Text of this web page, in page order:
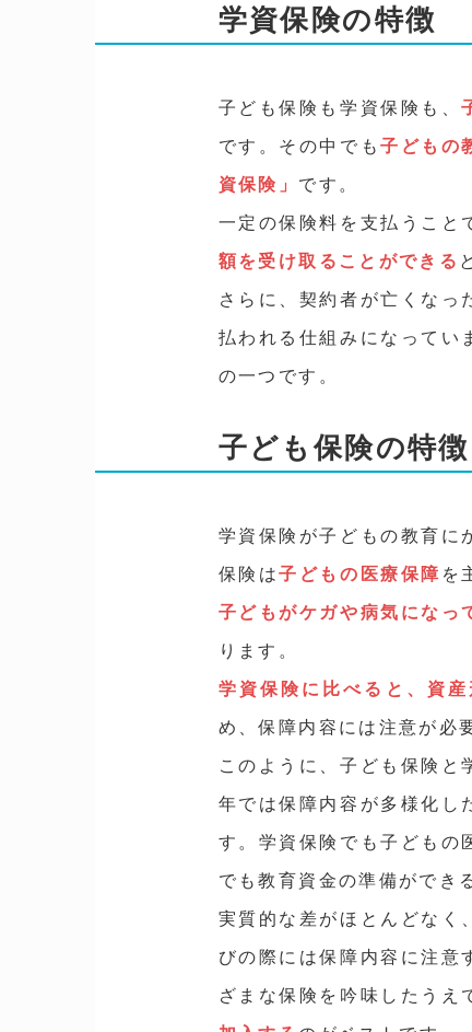
学資保険の特徴
子ども保険も学資保険も、
です。その中でも子どもの
資保険」 です。
一定の保険料を支払うこと
額を受け取ることができる
さらに、契約者が亡くなっ
払われる仕組みになってい
の一つです。
子ども保険の特徴
学資保険が子どもの教育に
保険は子どもの医療保障 を
子どもがケガや病気になっ
ります。
学資保険に比べると、資
め、保障内容には注意が必
このように、子ども保険と
年では保障内容が多様化し
す。学資保険でも子どもの
でも教育資金の準備ができ
実質的な差がほとんどなく
びの際には保障内容に注意
ざまな保険を吟味したうえ